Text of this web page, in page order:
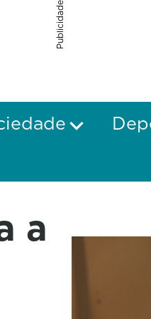
Publicidade
a